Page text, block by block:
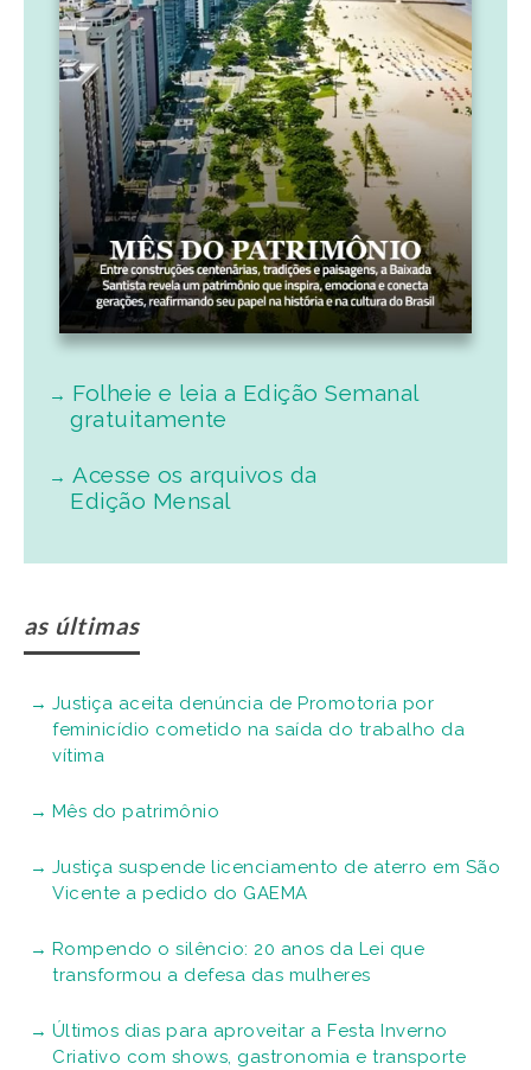
Folheie e leia a Edição Semanal
gratuitamente
Acesse os arquivos da
Edição Mensal
as últimas
Justiça aceita denúncia de Promotoria por
feminicídio cometido na saída do trabalho da
vítima
Mês do patrimônio
Justiça suspende licenciamento de aterro em São
Vicente a pedido do GAEMA
Rompendo o silêncio: 20 anos da Lei que
transformou a defesa das mulheres
Últimos dias para aproveitar a Festa Inverno
Criativo com shows, gastronomia e transporte